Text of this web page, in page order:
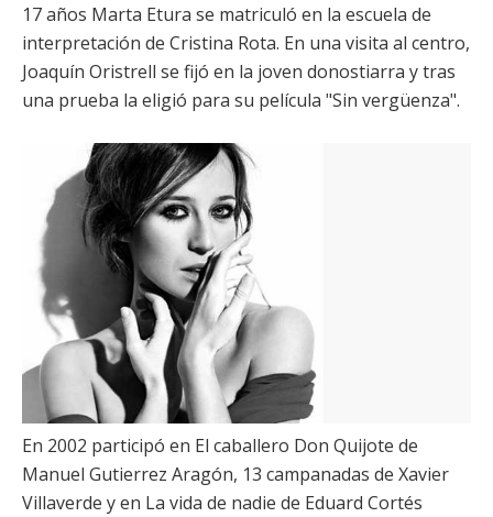
17 años Marta Etura se matriculó en la escuela de
interpretación de Cristina Rota. En una visita al centro,
Joaquín Oristrell se fijó en la joven donostiarra y tras
una prueba la eligió para su película "Sin vergüenza".
En 2002 participó en El caballero Don Quijote de
Manuel Gutierrez Aragón, 13 campanadas de Xavier
Villaverde y en La vida de nadie de Eduard Cortés